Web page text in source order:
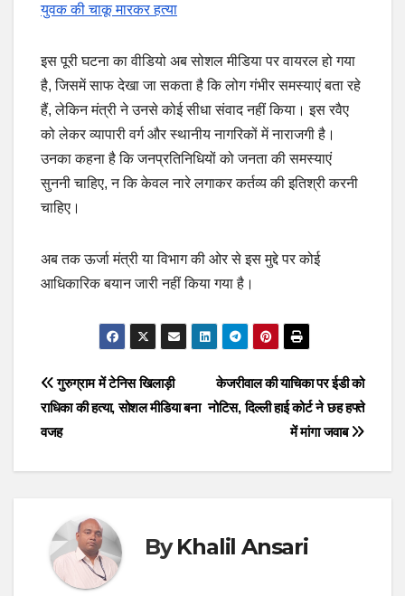
युवक की चाकू मारकर हत्या
इस पूरी घटना का वीडियो अब सोशल मीडिया पर वायरल हो गया
है, जिसमें साफ देखा जा सकता है कि लोग गंभीर समस्याएं बता रहे
हैं, लेकिन मंत्री ने उनसे कोई सीधा संवाद नहीं किया। इस रवैए
को लेकर व्यापारी वर्ग और स्थानीय नागरिकों में नाराजगी है।
उनका कहना है कि जनप्रतिनिधियों को जनता की समस्याएं
सुननी चाहिए, न कि केवल नारे लगाकर कर्तव्य की इतिश्री करनी
चाहिए।
अब तक ऊर्जा मंत्री या विभाग की ओर से इस मुद्दे पर कोई
आधिकारिक बयान जारी नहीं किया गया है।
Post
navigation
केजरीवाल की याचिका पर ईडी को
नोटिस, दिल्ली हाई कोर्ट ने छह हफ्ते
में मांगा जवाब
गुरुग्राम में टेनिस खिलाड़ी
राधिका की हत्या, सोशल मीडिया बना
वजह
ByKhalil Ansari